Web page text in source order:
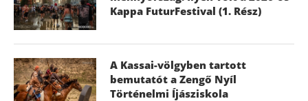
Kappa FuturFestival (1. Rész)
A Kassai-völgyben tartott
bemutatót a Zengő Nyíl
Történelmi Íjásziskola